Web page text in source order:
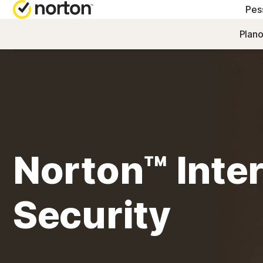
PLANOS COMPLETOS
Norton 360 Standard
Norton™
Security